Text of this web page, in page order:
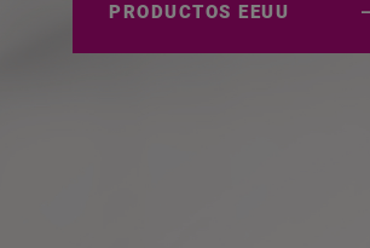
PRODUCTOS EEUU